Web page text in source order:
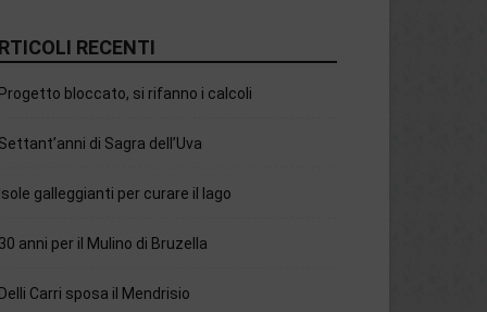
RECENTI
bloccato, si rifanno i calcoli
di Sagra dell’Uva
galleggianti per curare il lago
anni per il Mulino di Bruzella
Carri sposa il Mendrisio